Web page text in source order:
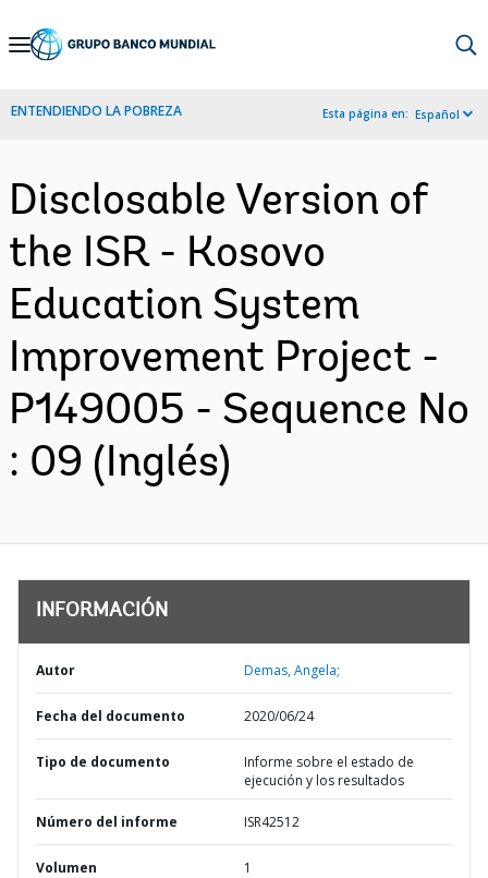
Skip
Navigation
ENTENDIENDO LA POBREZA Esta página en: Español
Disclosable Version of
the ISR - Kosovo
Education System
Improvement Project -
P149005 - Sequence No
: 09 (Inglés)
INFORMACIÓN
Autor Demas, Angela;
Fecha del documento 2020/06/24
Tipo de documento
Informe sobre el estado de
ejecución y los resultados
Número del informe ISR42512
Volumen 1